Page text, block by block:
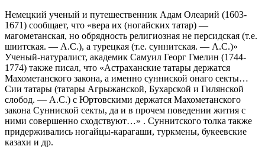
Немецкий ученый и путешественник Адам Олеарий (1603-
1671) сообщает, что «вера их (ногайских татар) —
магометанская, но обрядность религиозная не персидская (т.е.
шиитская. — А.С.), а турецкая (т.е. суннитская. — А.С.)»
Ученый-натуралист, академик Самуил Георг Гмелин (1744-
1774) также писал, что «Астраханские татары держатся
Махометанского закона, а именно сунниской онаго секты…
Сии татары (татары Агрыжанской, Бухарской и Гилянской
слобод. — А.С.) с Юртовскими держатся Махометанского
закона Сунниской секты, да и в прочем поведении жития с
ними совершенно сходствуют…» . Суннитского толка также
придерживались ногайцы-карагаши, туркмены, букеевские
казахи и др.